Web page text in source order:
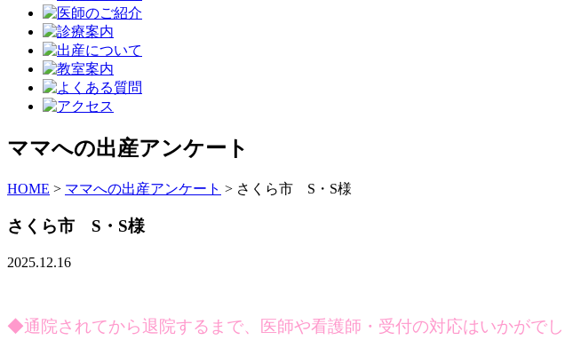
ママへの出産アンケート
HOME > ママへの出産アンケート > さくら市 S・S様
さくら市 S・S様
2025.12.16
◆通院されてから退院するまで、医師や看護師 ・受付の対応はいかがで